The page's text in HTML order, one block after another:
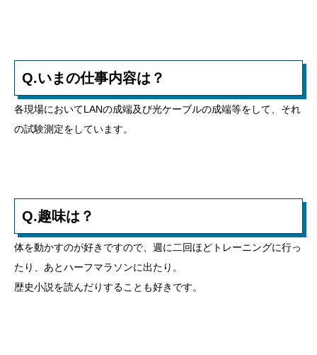
Q.いまの仕事内容は？
各現場においてLANの成端及び光ケーブルの成端等をして、それ
の試験測定をしています。
Q.趣味は？
体を動かすのが好きですので、週に二回ほどトレーニングに行っ
たり、あとハーフマラソンに出たり。
歴史小説を読んだりすることも好きです。